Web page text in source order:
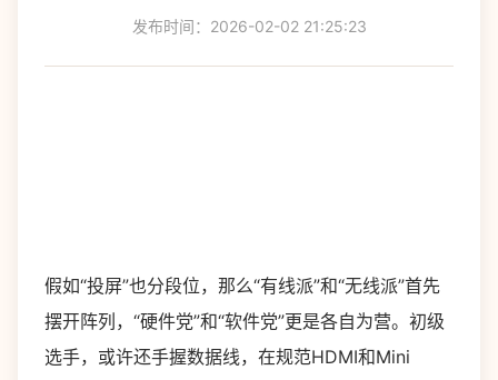
发布时间：2026-02-02 21:25:23
假如“投屏”也分段位，那么“有线派”和“无线派”首先
摆开阵列，“硬件党”和“软件党”更是各自为营。初级
选手，或许还手握数据线，在规范HDMI和Mini